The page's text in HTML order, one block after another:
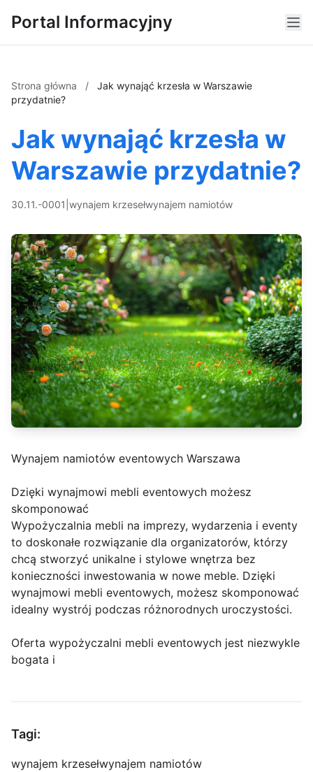
Portal Informacyjny
Strona główna /
Jak wynająć krzesła w Warszawie
przydatnie?
Jak wynająć krzesła w
Warszawie przydatnie?
30.11.-0001 wynajem krzesełwynajem namiotów
Wynajem namiotów eventowych Warszawa
Dzięki wynajmowi mebli eventowych możesz
skomponować
Wypożyczalnia mebli na imprezy, wydarzenia i eventy
to doskonałe rozwiązanie dla organizatorów, którzy
chcą stworzyć unikalne i stylowe wnętrza bez
konieczności inwestowania w nowe meble. Dzięki
wynajmowi mebli eventowych, możesz skomponować
idealny wystrój podczas różnorodnych uroczystości.
Oferta wypożyczalni mebli eventowych jest niezwykle
bogata i
Tagi:
wynajem krzesełwynajem namiotów